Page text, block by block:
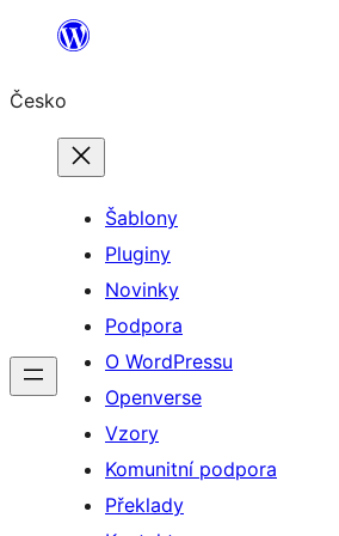
Přeskočit
obsah
Česko
Šablony
Pluginy
Novinky
Podpora
O WordPressu
Openverse
Vzory
Komunitní podpora
Překlady